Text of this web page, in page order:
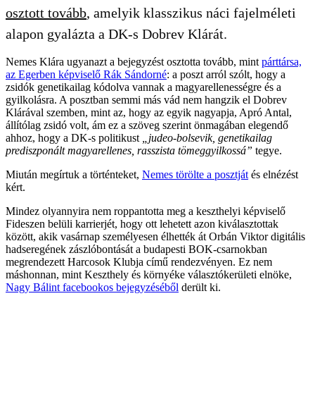
osztott tovább, amelyik klasszikus náci fajelméleti
alapon gyalázta a DK-s Dobrev Klárát.
Nemes Klára ugyanazt a bejegyzést osztotta tovább, mint párttársa,
az Egerben képviselő Rák Sándorné: a poszt arról szólt, hogy a
zsidók genetikailag kódolva vannak a magyarellenességre és a
gyilkolásra. A posztban semmi más vád nem hangzik el Dobrev
Klárával szemben, mint az, hogy az egyik nagyapja, Apró Antal,
állítólag zsidó volt, ám ez a szöveg szerint önmagában elegendő
ahhoz, hogy a DK-s politikust
„judeo-bolsevik, genetikailag
prediszponált magyarellenes, rasszista tömeggyilkossá” tegye.
Miután megírtuk a történteket, Nemes törölte a posztját és elnézést
kért.
Mindez olyannyira nem roppantotta meg a keszthelyi képviselő
Fideszen belüli karrierjét, hogy ott lehetett azon kiválasztottak
között, akik vasárnap személyesen élhették át Orbán Viktor digitális
hadseregének zászlóbontását a budapesti BOK-csarnokban
megrendezett Harcosok Klubja című rendezvényen. Ez nem
máshonnan, mint Keszthely és környéke választókerületi elnöke,
Nagy Bálint facebookos bejegyzéséből derült ki.